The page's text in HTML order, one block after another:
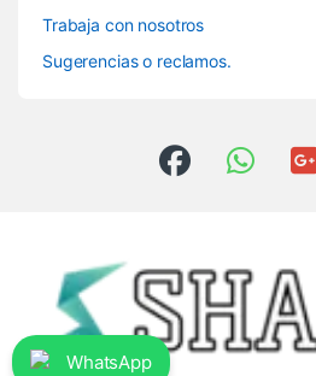
Trabaja con nosotros
Sugerencias o reclamos.
WhatsApp